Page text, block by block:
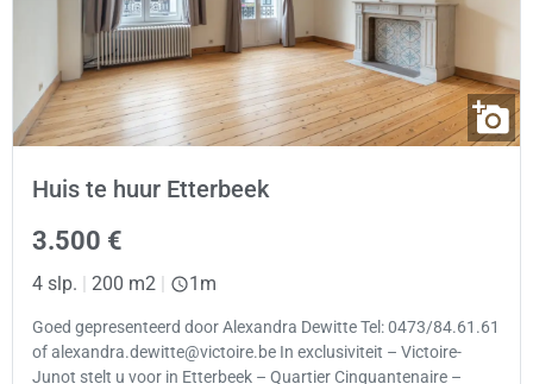
Huis te huur Etterbeek
3.500 €
4 slp. | 200 m2 | 1m
Goed gepresenteerd door Alexandra Dewitte Tel: 0473/84.61.61
of alexandra.dewitte@victoire.be In exclusiviteit – Victoire-
Junot stelt u voor in Etterbeek – Quartier Cinquantenaire –